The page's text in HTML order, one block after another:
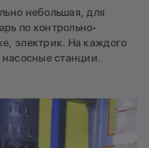
небольшая, для
по контрольно-
электрик. На каждого
станции.